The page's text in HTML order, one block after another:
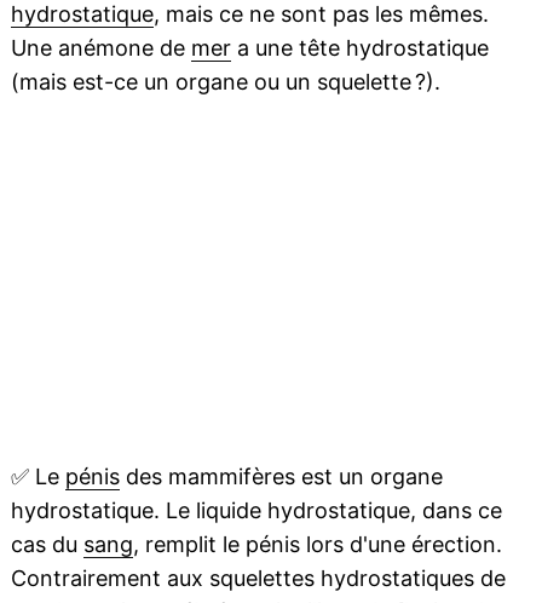
hydrostatique, mais ce ne sont pas les mêmes.
Une anémone de mera une tête hydrostatique
(mais est-ce un organe ou un squelette ?).
✅Le pénisdes mammifères est un organe
hydrostatique. Le liquide hydrostatique, dans ce
cas du sang, remplit le pénis lors d'une érection.
Contrairement aux squelettes hydrostatiques de